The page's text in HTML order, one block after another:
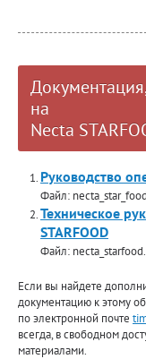
на
Necta
Руководство
Файл:
Техническое
STARFOOD
Файл:
Если вы найдете
документацию к этому
по электронной почте
всегда, в свободном
материалами.